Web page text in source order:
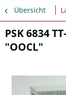
Übersicht
PSK 6834
"OOCL"